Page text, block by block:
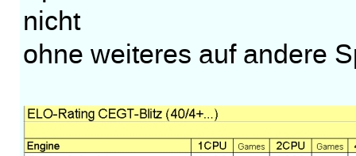
nicht
ohne weiteres auf andere